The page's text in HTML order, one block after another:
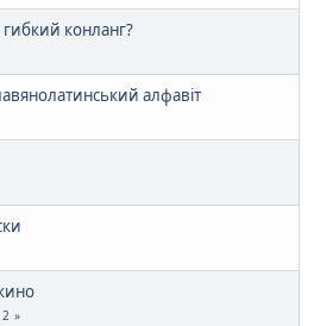
конланг?
алфавіт
2